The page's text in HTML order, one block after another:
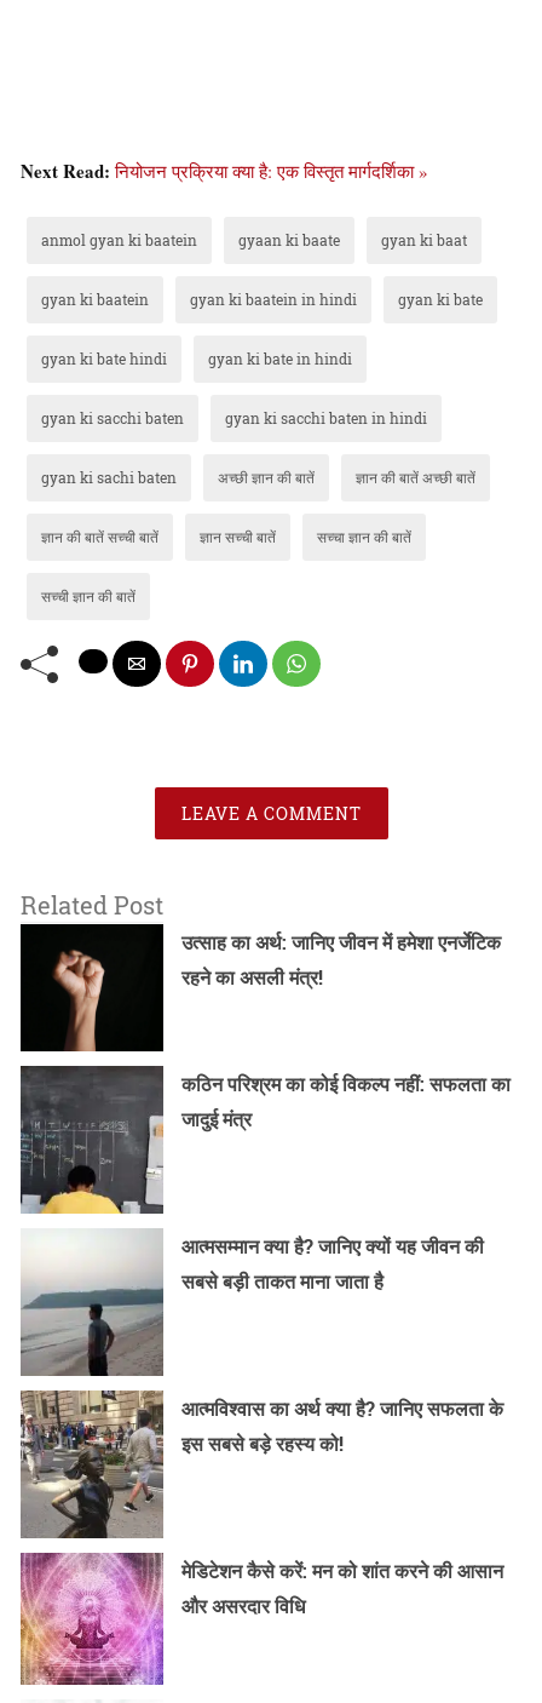
Next Read:नियोजन प्रक्रिया क्या है: एक विस्तृत मार्गदर्शिका »
anmol gyan ki baatein gyaan ki baate gyan ki baat
gyan ki baatein gyan ki baatein in hindi gyan ki bate
gyan ki bate hindi gyan ki bate in hindi
gyan ki sacchi baten gyan ki sacchi baten in hindi
gyan ki sachi baten अच्छी ज्ञान की बातें ज्ञान की बातें अच्छी बातें
ज्ञान की बातें सच्ची बातें ज्ञान सच्ची बातें सच्चा ज्ञान की बातें
सच्ची ज्ञान की बातें
LEAVE A COMMENT
Related Post
उत्साह का अर्थ: जानिए जीवन में हमेशा एनर्जेटिक
रहने का असली मंत्र!
कठिन परिश्रम का कोई विकल्प नहीं: सफलता का
जादुई मंत्र
आत्मसम्मान क्या है? जानिए क्यों यह जीवन की
सबसे बड़ी ताकत माना जाता है
आत्मविश्वास का अर्थ क्या है? जानिए सफलता के
इस सबसे बड़े रहस्य को!
मेडिटेशन कैसे करें: मन को शांत करने की आसान
और असरदार विधि